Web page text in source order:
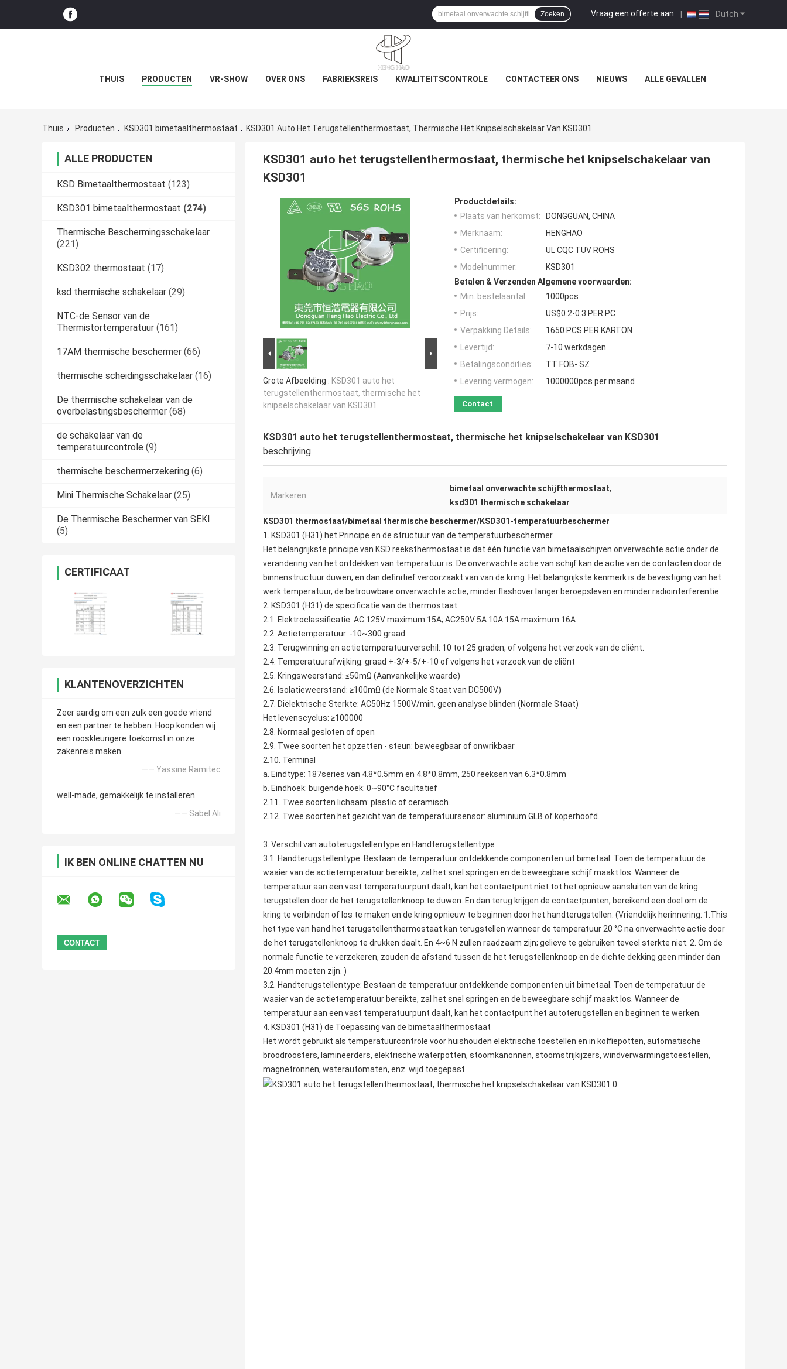
Dutch
Vraag een offerte aan |
Zoeken
THUIS PRODUCTEN VR-SHOW OVER ONS FABRIEKSREIS KWALITEITSCONTROLE CONTACTEER ONS NIEUWS ALLE GEVALLEN
Thuis Producten KSD301 bimetaalthermostaat KSD301 Auto Het Terugstellenthermostaat, Thermische Het Knipselschakelaar Van KSD301
ALLE PRODUCTEN
KSD Bimetaalthermostaat (123)
KSD301 bimetaalthermostaat (274)
Thermische Beschermingsschakelaar
(221)
KSD302 thermostaat (17)
ksd thermische schakelaar (29)
NTC-de Sensor van de
Thermistortemperatuur (161)
17AM thermische beschermer (66)
thermische scheidingsschakelaar (16)
De thermische schakelaar van de
overbelastingsbeschermer (68)
de schakelaar van de
temperatuurcontrole (9)
thermische beschermerzekering (6)
Mini Thermische Schakelaar (25)
De Thermische Beschermer van SEKI
(5)
CERTIFICAAT
KLANTENOVERZICHTEN
Zeer aardig om een zulk een goede vriend
en een partner te hebben. Hoop konden wij
een rooskleurigere toekomst in onze
zakenreis maken.
—— Yassine Ramitec
well-made, gemakkelijk te installeren
—— Sabel Ali
IK BEN ONLINE CHATTEN NU
KSD301 auto het terugstellenthermostaat, thermische het knipselschakelaar van
KSD301
Grote Afbeelding : KSD301 auto het
terugstellenthermostaat, thermische het
knipselschakelaar van KSD301
Productdetails:
Plaats van herkomst:
DONGGUAN, CHINA
Merknaam:
HENGHAO
Certificering:
UL CQC TUV ROHS
Modelnummer:
KSD301
Betalen & Verzenden Algemene voorwaarden:
Min. bestelaantal:
1000pcs
Prijs:
US$0.2-0.3 PER PC
Verpakking Details:
1650 PCS PER KARTON
Levertijd:
7-10 werkdagen
Betalingscondities:
TT FOB- SZ
Levering vermogen:
1000000pcs per maand
Contact
KSD301 auto het terugstellenthermostaat, thermische het knipselschakelaar van KSD301
beschrijving
Markeren:
bimetaal onverwachte schijfthermostaat,
ksd301 thermische schakelaar
KSD301 thermostaat/bimetaal thermische beschermer/KSD301-temperatuurbeschermer
1. KSD301 (H31) het Principe en de structuur van de temperatuurbeschermer
Het belangrijkste principe van KSD reeksthermostaat is dat één functie van bimetaalschijven onverwachte actie onder de
verandering van het ontdekken van temperatuur is. De onverwachte actie van schijf kan de actie van de contacten door de
binnenstructuur duwen, en dan definitief veroorzaakt van van de kring. Het belangrijkste kenmerk is de bevestiging van het
werk temperatuur, de betrouwbare onverwachte actie, minder flashover langer beroepsleven en minder radiointerferentie.
2. KSD301 (H31) de specificatie van de thermostaat
2.1. Elektroclassificatie: AC 125V maximum 15A; AC250V 5A 10A 15A maximum 16A
2.2. Actietemperatuur: -10~300 graad
2.3. Terugwinning en actietemperatuurverschil: 10 tot 25 graden, of volgens het verzoek van de cliënt.
2.4. Temperatuurafwijking: graad +-3/+-5/+-10 of volgens het verzoek van de cliënt
2.5. Kringsweerstand: ≤50mΩ (Aanvankelijke waarde)
2.6. Isolatieweerstand: ≥100mΩ (de Normale Staat van DC500V)
2.7. Diëlektrische Sterkte: AC50Hz 1500V/min, geen analyse blinden (Normale Staat)
Het levenscyclus: ≥100000
2.8. Normaal gesloten of open
2.9. Twee soorten het opzetten - steun: beweegbaar of onwrikbaar
2.10. Terminal
a. Eindtype: 187series van 4.8*0.5mm en 4.8*0.8mm, 250 reeksen van 6.3*0.8mm
b. Eindhoek: buigende hoek: 0~90°C facultatief
2.11. Twee soorten lichaam: plastic of ceramisch.
2.12. Twee soorten het gezicht van de temperatuursensor: aluminium GLB of koperhoofd.
3. Verschil van autoterugstellentype en Handterugstellentype
3.1. Handterugstellentype: Bestaan de temperatuur ontdekkende componenten uit bimetaal. Toen de temperatuur de
waaier van de actietemperatuur bereikte, zal het snel springen en de beweegbare schijf maakt los. Wanneer de
temperatuur aan een vast temperatuurpunt daalt, kan het contactpunt niet tot het opnieuw aansluiten van de kring
terugstellen door de het terugstellenknoop te duwen. En dan terug krijgen de contactpunten, bereikend een doel om de
kring te verbinden of los te maken en de kring opnieuw te beginnen door het handterugstellen. (Vriendelijk herinnering: 1.This
het type van hand het terugstellenthermostaat kan terugstellen wanneer de temperatuur 20 °C na onverwachte actie door
de het terugstellenknoop te drukken daalt. En 4~6 N zullen raadzaam zijn; gelieve te gebruiken teveel sterkte niet. 2. Om de
normale functie te verzekeren, zouden de afstand tussen de het terugstellenknoop en de dichte dekking geen minder dan
20.4mm moeten zijn. )
3.2. Handterugstellentype: Bestaan de temperatuur ontdekkende componenten uit bimetaal. Toen de temperatuur de
waaier van de actietemperatuur bereikte, zal het snel springen en de beweegbare schijf maakt los. Wanneer de
temperatuur aan een vast temperatuurpunt daalt, kan het contactpunt het autoterugstellen en beginnen te werken.
4. KSD301 (H31) de Toepassing van de bimetaalthermostaat
Het wordt gebruikt als temperatuurcontrole voor huishouden elektrische toestellen en in koffiepotten, automatische
broodroosters, lamineerders, elektrische waterpotten, stoomkanonnen, stoomstrijkijzers, windverwarmingstoestellen,
magnetronnen, waterautomaten, enz. wijd toegepast.